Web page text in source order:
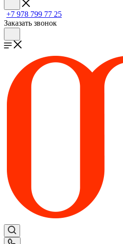
+7 978 799 77 25
Заказать звонок